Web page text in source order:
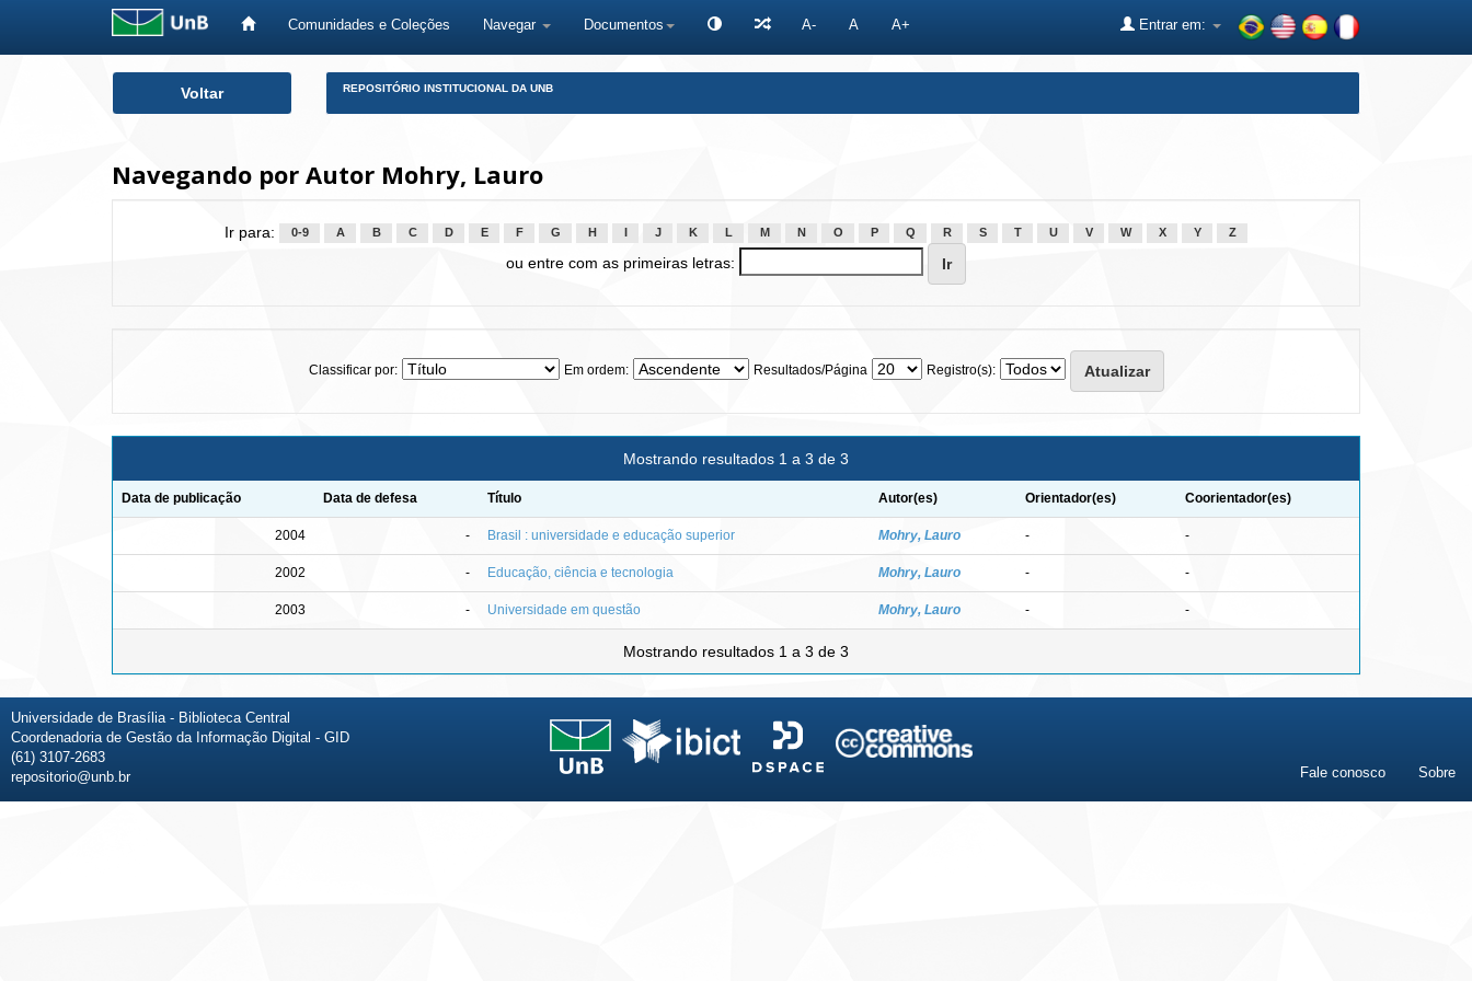
Comunidades e Coleções Navegar Documentos A- A A+ Entrar em:
Voltar REPOSITÓRIO INSTITUCIONAL DA UNB
Navegando por Autor Mohry, Lauro
Ir para: 0-9 A B C D E F G H J K L M N O P Q R S T U V W X Y Z
ou entre com as primeiras letras:
Classificar por: Em ordem: Resultados/Página Registro(s):
Mostrando resultados 1 a 3 de 3
Data de publicação Data de defesa Título Autor(es) Orientador(es) Coorientador(es)
2004 - Brasil : universidade e educação superior Mohry, Lauro - -
2002 - Educação, ciência e tecnologia Mohry, Lauro - -
2003 - Universidade em questão Mohry, Lauro - -
Mostrando resultados 1 a 3 de 3
Universidade de Brasília - Biblioteca Central
Coordenadoria de Gestão da Informação Digital - GID
(61) 3107-2683
repositorio@unb.br
Fale conosco Sobre